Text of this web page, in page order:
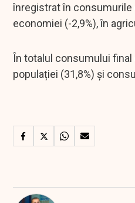
înregistrat în consumurile
economiei (-2,9%), în
În totalul consumului
populației (31,8%) și